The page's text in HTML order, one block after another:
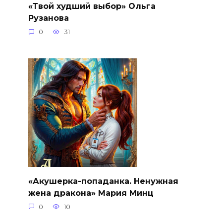
«Твой худший выбор» Ольга
Рузанова
0 31
«Акушерка-попаданка. Ненужная
жена дракона» Мария Минц
0 10